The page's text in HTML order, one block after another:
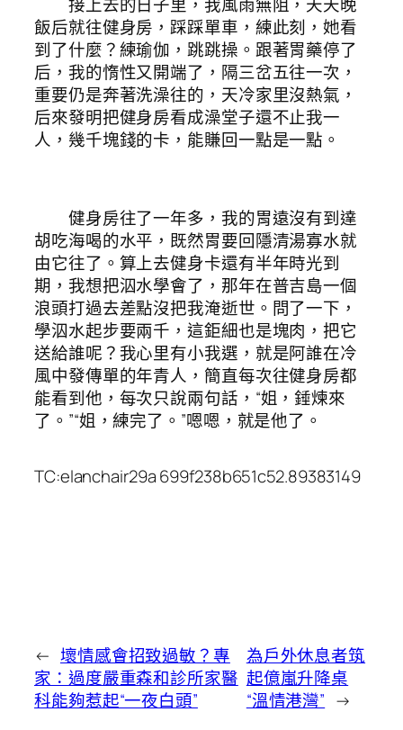
接上去的日子里，我風雨無阻，天天晚
飯后就往健身房，踩踩單車，練此刻，她看
到了什麼？練瑜伽，跳跳操。跟著胃藥停了
后，我的惰性又開端了，隔三岔五往一次，
重要仍是奔著洗澡往的，天冷家里沒熱氣，
后來發明把健身房看成澡堂子還不止我一
人，幾千塊錢的卡，能賺回一點是一點。
健身房往了一年多，我的胃遠沒有到達
胡吃海喝的水平，既然胃要回隱清湯寡水就
由它往了。算上去健身卡還有半年時光到
期，我想把泅水學會了，那年在普吉島一個
浪頭打過去差點沒把我淹逝世。問了一下，
學泅水起步要兩千，這鉅細也是塊肉，把它
送給誰呢？我心里有小我選，就是阿誰在冷
風中發傳單的年青人，簡直每次往健身房都
能看到他，每次只說兩句話，“姐，錘煉來
了。”“姐，練完了。”嗯嗯，就是他了。
TC:elanchair29a 699f238b651c52.89383149
← 壞情感會招致過敏？專
家：過度嚴重森和診所家醫
科能夠惹起“一夜白頭”
為戶外休息者筑
起億嵐升降桌
“溫情港灣” →